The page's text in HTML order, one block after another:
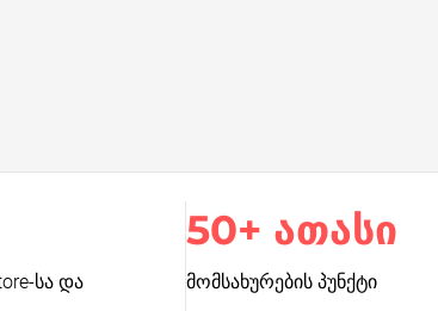
სა და
50+ ათასი
მომსახურების პუნქტი